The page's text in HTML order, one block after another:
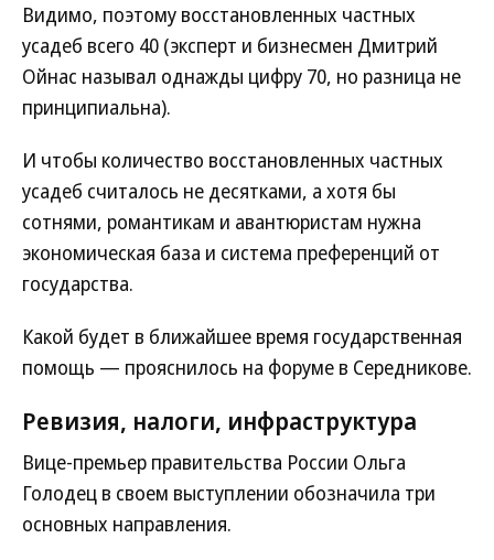
Видимо, поэтому восстановленных частных
усадеб всего 40 (эксперт и бизнесмен Дмитрий
Ойнас называл однажды цифру 70, но разница не
принципиальна).
И чтобы количество восстановленных частных
усадеб считалось не десятками, а хотя бы
сотнями, романтикам и авантюристам нужна
экономическая база и система преференций от
государства.
Какой будет в ближайшее время государственная
помощь — прояснилось на форуме в Середникове.
Ревизия, налоги, инфраструктура
Вице-премьер правительства России Ольга
Голодец в своем выступлении обозначила три
основных направления.